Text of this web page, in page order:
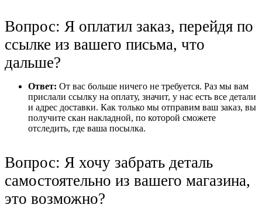
Вопрос: Я оплатил заказ, перейдя по
ссылке из вашего письма, что
дальше?
Ответ: От вас больше ничего не требуется. Раз мы вам
прислали ссылку на оплату, значит, у нас есть все детали
и адрес доставки. Как только мы отправим ваш заказ, вы
получите скан накладной, по которой сможете
отследить, где ваша посылка.
Вопрос: Я хочу забрать деталь
самостоятельно из вашего магазина,
это возможно?